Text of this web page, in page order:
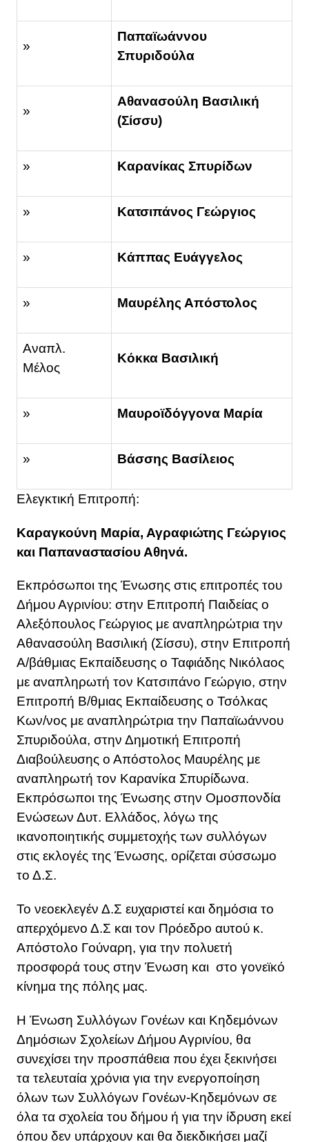
»
Παπαϊωάννου
Σπυριδούλα
»
Αθανασούλη Βασιλική
(Σίσσυ)
» Καρανίκας Σπυρίδων
» Κατσιπάνος Γεώργιος
» Κάππας Ευάγγελος
» Μαυρέλης Απόστολος
Αναπλ.
Μέλος
Κόκκα Βασιλική
» Μαυροϊδόγγονα Μαρία
» Βάσσης Βασίλειος
Ελεγκτική Επιτροπή:
Καραγκούνη Μαρία, Αγραφιώτης Γεώργιος
και Παπαναστασίου Αθηνά.
Εκπρόσωποι της Ένωσης στις επιτροπές του
Δήμου Αγρινίου: στην Επιτροπή Παιδείας ο
Αλεξόπουλος Γεώργιος με αναπληρώτρια την
Αθανασούλη Βασιλική (Σίσσυ), στην Επιτροπή
Α/βάθμιας Εκπαίδευσης ο Ταφιάδης Νικόλαος
με αναπληρωτή τον Κατσιπάνο Γεώργιο, στην
Επιτροπή Β/θμιας Εκπαίδευσης ο Τσόλκας
Κων/νος με αναπληρώτρια την Παπαϊωάννου
Σπυριδούλα, στην Δημοτική Επιτροπή
Διαβούλευσης ο Απόστολος Μαυρέλης με
αναπληρωτή τον Καρανίκα Σπυρίδωνα.
Εκπρόσωποι της Ένωσης στην Ομοσπονδία
Ενώσεων Δυτ. Ελλάδος, λόγω της
ικανοποιητικής συμμετοχής των συλλόγων
στις εκλογές της Ένωσης, ορίζεται σύσσωμο
το Δ.Σ.
Το νεοεκλεγέν Δ.Σ ευχαριστεί και δημόσια το
απερχόμενο Δ.Σ και τον Πρόεδρο αυτού κ.
Απόστολο Γούναρη, για την πολυετή
προσφορά τους στην Ένωση και στο γονεϊκό
κίνημα της πόλης μας.
Η Ένωση Συλλόγων Γονέων και Κηδεμόνων
Δημόσιων Σχολείων Δήμου Αγρινίου, θα
συνεχίσει την προσπάθεια που έχει ξεκινήσει
τα τελευταία χρόνια για την ενεργοποίηση
όλων των Συλλόγων Γονέων-Κηδεμόνων σε
όλα τα σχολεία του δήμου ή για την ίδρυση εκεί
όπου δεν υπάρχουν και θα διεκδικήσει μαζί